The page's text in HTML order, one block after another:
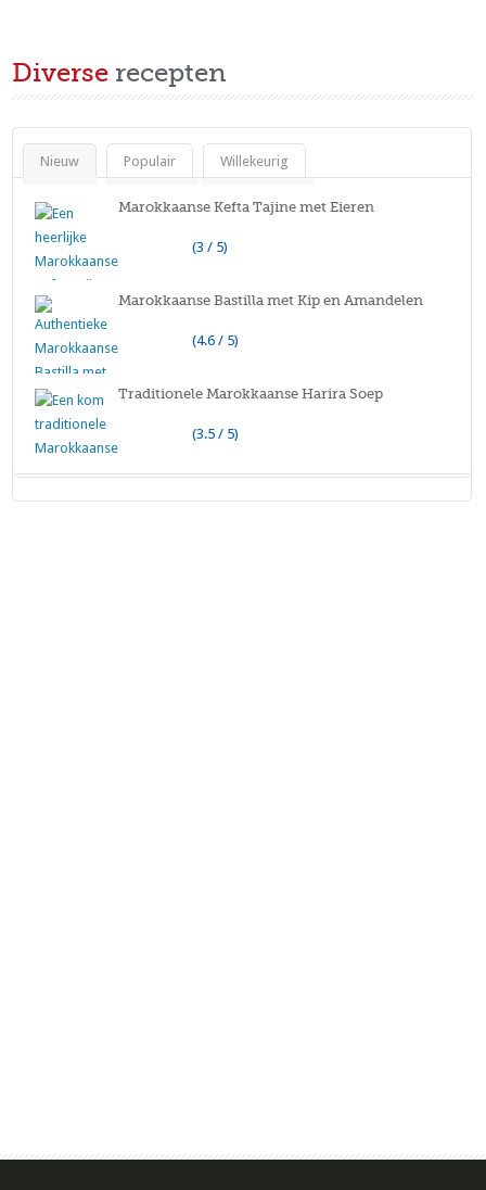
Diverse recepten
Nieuw Populair Willekeurig
Marokkaanse Kefta Tajine met Eieren
(3 / 5)
Marokkaanse Bastilla met Kip en Amandelen
(4.6 / 5)
Traditionele Marokkaanse Harira Soep
(3.5 / 5)